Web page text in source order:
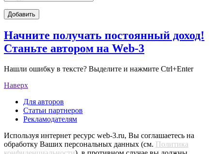
Добавить
Начните получать постоянный доход!
Станьте автором на Web-3
Нашли ошибку в тексте? Выделите и нажмите Ctrl+Enter
Наверх
Для авторов
Статьи партнеров
Рекламодателям
Используя интернет ресурс web-3.ru, Вы соглашаетесь на
обработку Ваших персональных данных (см. Политика